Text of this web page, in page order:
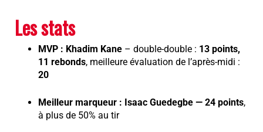
Les stats
MVP : Khadim Kane – double-double : 13 points,
11 rebonds, meilleure évaluation de l’après-midi :
20
Meilleur marqueur : Isaac Guedegbe — 24 points,
à plus de 50% au tir